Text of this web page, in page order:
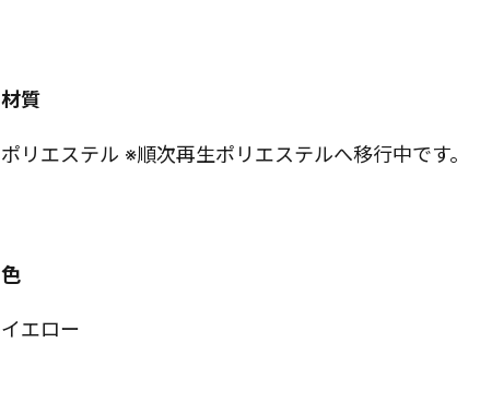
材質
ポリエステル ※順次再生ポリエステルへ移行中です。
色
イエロー